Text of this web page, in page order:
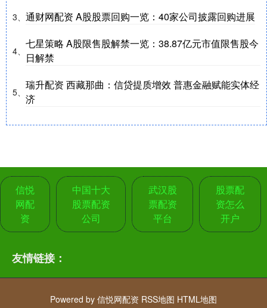
3、 通财网配资 A股股票回购一览：40家公司披露回购进展
4、
七星策略 A股限售股解禁一览：38.87亿元市值限售股今
日解禁
5、
瑞升配资 西藏那曲：信贷提质增效 普惠金融赋能实体经
济
信悦
网配
资
中国十大
股票配资
公司
武汉股
票配资
平台
股票配
资怎么
开户
友情链接：
Powered by 信悦网配资 RSS地图 HTML地图